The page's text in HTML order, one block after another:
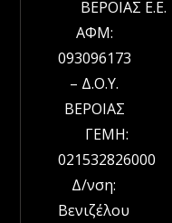
ΒΕΡΟΙΑΣ Ε.Ε.
ΑΦΜ:
093096173
– Δ.Ο.Υ.
ΒΕΡΟΙΑΣ
ΓΕΜΗ:
021532826000
Δ/νση:
Βενιζέλου